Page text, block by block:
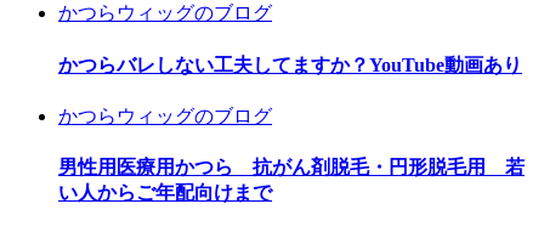
かつらウィッグのブログ
かつらバレしない工夫してますか？YouTube動画あり
かつらウィッグのブログ
男性用医療用かつら 抗がん剤脱毛・円形脱毛用 若
い人からご年配向けまで